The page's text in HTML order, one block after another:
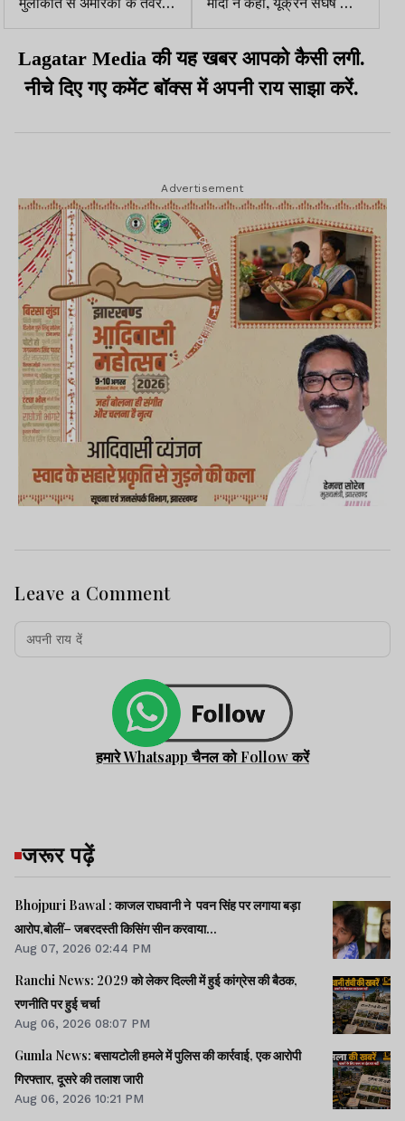
ढीले, अमेरिकी दूतावास और
मार्को रुबियो दे रहे दोस्ती की
दुहाई
समाप्त करना होगा, यह मानवता
की पुकार है
Lagatar Mediaकी यह खबर आपको कैसी लगी.
नीचे दिए गए कमेंट बॉक्स में अपनी राय साझा करें.
Advertisement
Leave a Comment
हमारे Whatsapp चैनल को Follow करें
जरूर पढ़ें
Bhojpuri Bawal : काजल राघवानी ने पवन सिंह पर लगाया बड़ा
आरोप,बोलीं– जबरदस्ती किसिंग सीन करवाया...
Aug 07, 2026 02:44 PM
Ranchi News: 2029 को लेकर दिल्ली में हुई कांग्रेस की बैठक,
रणनीति पर हुई चर्चा
Aug 06, 2026 08:07 PM
Gumla News: बसायटोली हमले में पुलिस की कार्रवाई, एक आरोपी
गिरफ्तार, दूसरे की तलाश जारी
Aug 06, 2026 10:21 PM